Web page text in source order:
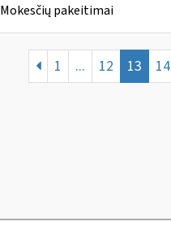
Mokesčių pakeitimai
1 ... 12 13 14